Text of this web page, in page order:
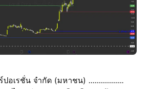
อเรชั่น จำกัด (มหาชน) ..................